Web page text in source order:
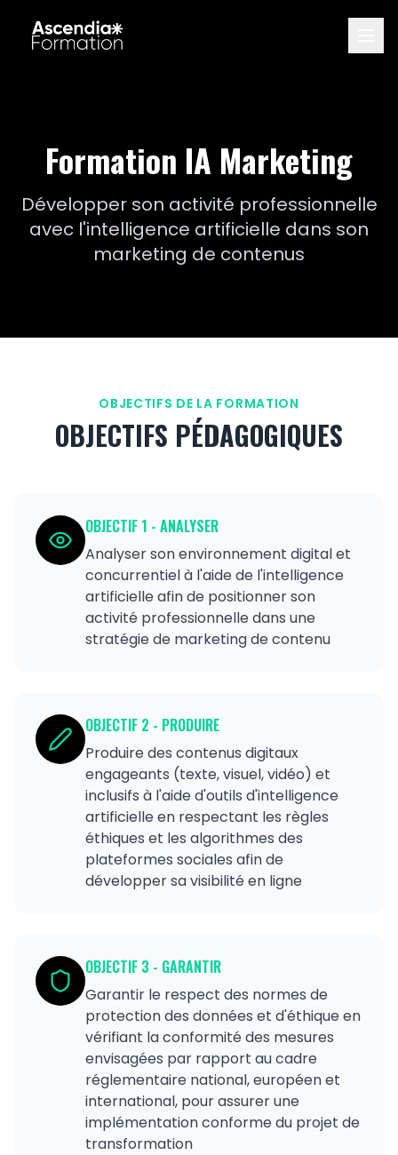
Formation IA Marketing
Développer son activité professionnelle
avec l'intelligence artificielle dans son
marketing de contenus
OBJECTIFS DE LA FORMATION
OBJECTIFS PÉDAGOGIQUES
OBJECTIF 1 - ANALYSER
Analyser son environnement digital et
concurrentiel à l'aide de l'intelligence
artificielle afin de positionner son
activité professionnelle dans une
stratégie de marketing de contenu
OBJECTIF 2 - PRODUIRE
Produire des contenus digitaux
engageants (texte, visuel, vidéo) et
inclusifs à l'aide d'outils d'intelligence
artificielle en respectant les règles
éthiques et les algorithmes des
plateformes sociales afin de
développer sa visibilité en ligne
OBJECTIF 3 - GARANTIR
Garantir le respect des normes de
protection des données et d'éthique en
vérifiant la conformité des mesures
envisagées par rapport au cadre
réglementaire national, européen et
international, pour assurer une
implémentation conforme du projet de
transformation